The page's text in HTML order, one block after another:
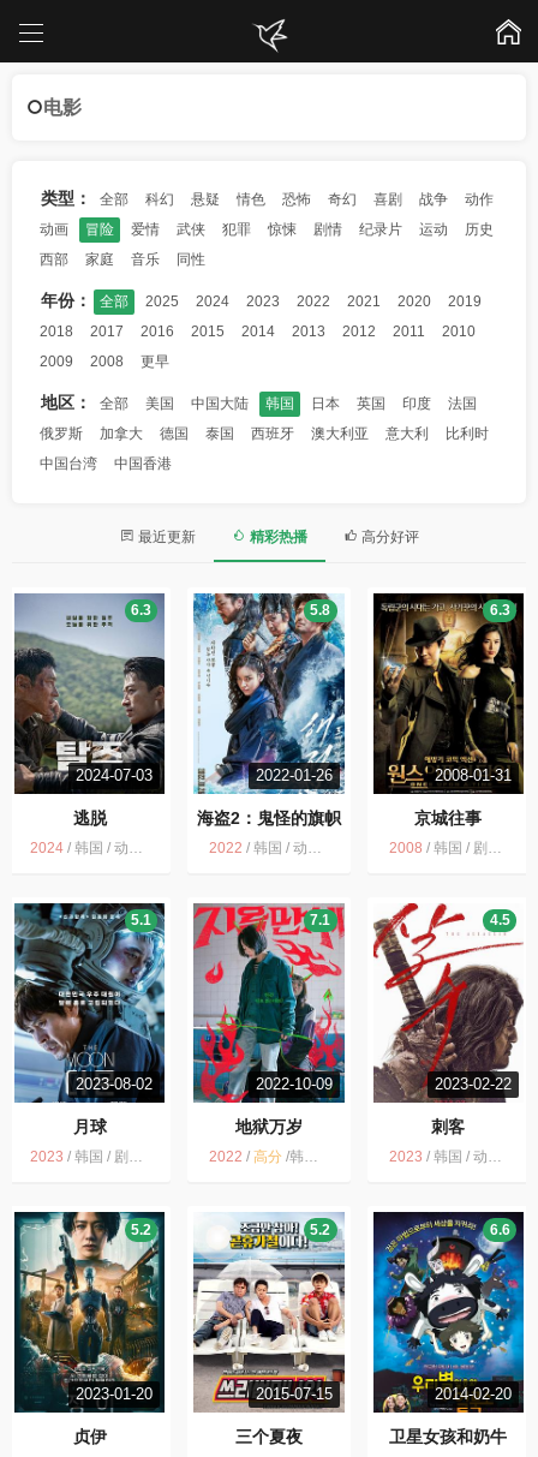
电影
类型： 全部 科幻 悬疑 情色 恐怖 奇幻 喜剧 战争
动作
动画
冒险 爱情 武侠 犯罪 惊悚 剧情 纪录片 运动
历史
西部
家庭 音乐 同性
年份： 全部 2025 2024 2023 2022 2021 2020
2019
2018
2017 2016 2015 2014 2013 2012 2011
2010
2009
2008 更早
地区： 全部 美国 中国大陆 韩国 日本 英国 印度
法国
俄罗斯
加拿大 德国 泰国 西班牙 澳大利亚 意大利
比利时
中国台湾
中国香港
最近更新 精彩热播 高分好评
2024-07-03
逃脱
6.3
2024 / 韩国 / 动作 惊悚 冒险
2022-01-26
海盗2：鬼怪的旗帜
5.8
2022 /韩国 / 动作 冒险
2008-01-31
京城往事
6.3
2008 / 韩国 / 剧情 喜剧 动作 爱情 惊悚 历史 犯罪 冒险
2023-08-02
月球
5.1
2023 / 韩国 / 剧情 科幻 冒险
2022-10-09
地狱万岁
7.1
2022 /高分 /韩国 / 剧情 冒险
2023-02-22
刺客
4.5
2023 / 韩国 / 动作 冒险
2023-01-20
贞伊
5.2
2015-07-15
三个夏夜
5.2
2014-02-20
卫星女孩和奶牛
6.6